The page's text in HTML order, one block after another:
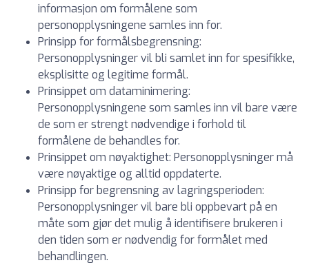
informasjon om formålene som
personopplysningene samles inn for.
Prinsipp for formålsbegrensning:
Personopplysninger vil bli samlet inn for spesifikke,
eksplisitte og legitime formål.
Prinsippet om dataminimering:
Personopplysningene som samles inn vil bare være
de som er strengt nødvendige i forhold til
formålene de behandles for.
Prinsippet om nøyaktighet: Personopplysninger må
være nøyaktige og alltid oppdaterte.
Prinsipp for begrensning av lagringsperioden:
Personopplysninger vil bare bli oppbevart på en
måte som gjør det mulig å identifisere brukeren i
den tiden som er nødvendig for formålet med
behandlingen.